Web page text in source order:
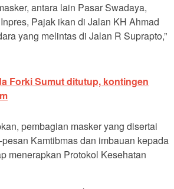
antara lain Pasar Swadaya,
Pajak ikan di Jalan KH Ahmad
yang melintas di Jalan R Suprapto,”
Forki Sumut ditutup, kontingen
pembagian masker yang disertai
Kamtibmas dan imbauan kepada
menerapkan Protokol Kesehatan